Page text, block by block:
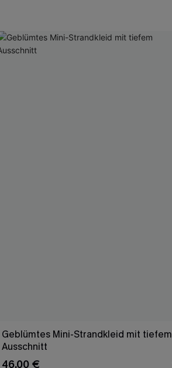
Geblümtes Mini-Strandkleid mit tiefem
Ausschnitt
46,00 €